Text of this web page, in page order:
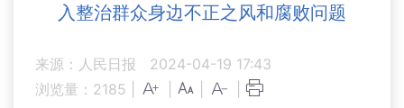
入整治群众身边不正之风和腐败问题
来源：人民日报
2024-04-19 17:43
浏览量： 2185